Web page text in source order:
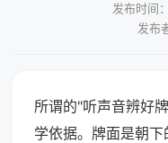
发布时间
发布
所谓的"听声音辨好
学依据。牌面是朝